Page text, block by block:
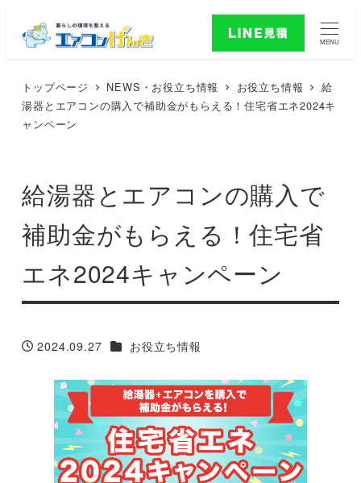
MENU
トップページ NEWS・お役立ち情報 お役立ち情報
給
湯器とエアコンの購入で補助金がもらえる！住宅省エネ2024キ
ャンペーン
給湯器とエアコンの購入で
補助金がもらえる！住宅省
エネ2024キャンペーン
投稿日
2024.09.27 カテゴリー
お役立ち情報